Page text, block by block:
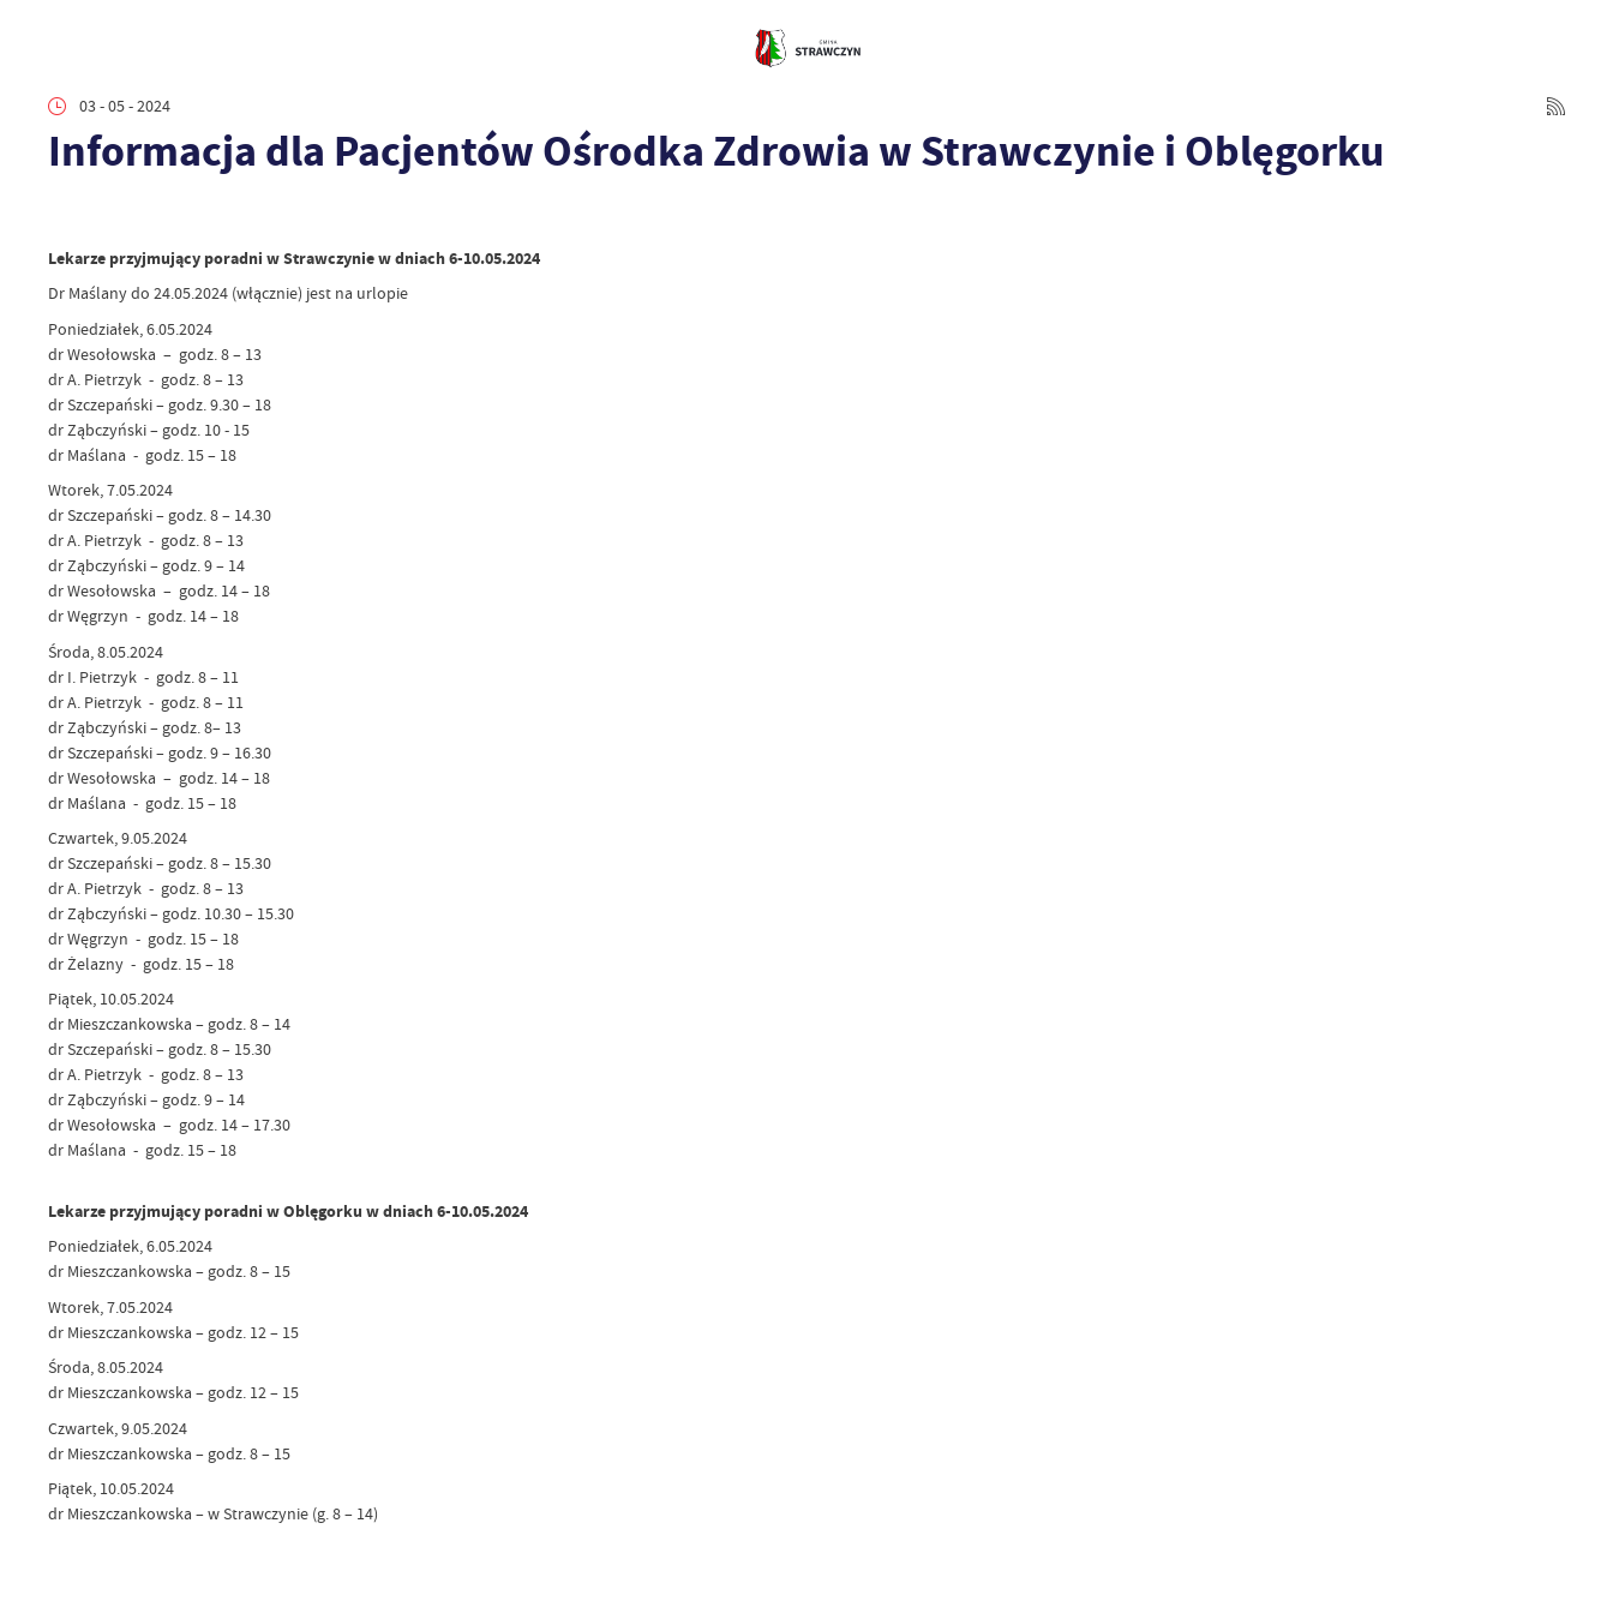
03 - 05 - 2024
Informacja dla Pacjentów Ośrodka Zdrowia w Strawczynie i Oblęgorku
Lekarze przyjmujący poradni w Strawczynie w dniach 6-10.05.2024
Dr Maślany do 24.05.2024 (włącznie) jest na urlopie
Poniedziałek, 6.05.2024
dr Wesołowska – godz. 8 – 13
dr A. Pietrzyk - godz. 8 – 13
dr Szczepański – godz. 9.30 – 18
dr Ząbczyński – godz. 10 - 15
dr Maślana - godz. 15 – 18
Wtorek, 7.05.2024
dr Szczepański – godz. 8 – 14.30
dr A. Pietrzyk - godz. 8 – 13
dr Ząbczyński – godz. 9 – 14
dr Wesołowska – godz. 14 – 18
dr Węgrzyn - godz. 14 – 18
Środa, 8.05.2024
dr I. Pietrzyk - godz. 8 – 11
dr A. Pietrzyk - godz. 8 – 11
dr Ząbczyński – godz. 8– 13
dr Szczepański – godz. 9 – 16.30
dr Wesołowska – godz. 14 – 18
dr Maślana - godz. 15 – 18
Czwartek, 9.05.2024
dr Szczepański – godz. 8 – 15.30
dr A. Pietrzyk - godz. 8 – 13
dr Ząbczyński – godz. 10.30 – 15.30
dr Węgrzyn - godz. 15 – 18
dr Żelazny - godz. 15 – 18
Piątek, 10.05.2024
dr Mieszczankowska – godz. 8 – 14
dr Szczepański – godz. 8 – 15.30
dr A. Pietrzyk - godz. 8 – 13
dr Ząbczyński – godz. 9 – 14
dr Wesołowska – godz. 14 – 17.30
dr Maślana - godz. 15 – 18
Lekarze przyjmujący poradni w Oblęgorku w dniach 6-10.05.2024
Poniedziałek, 6.05.2024
dr Mieszczankowska – godz. 8 – 15
Wtorek, 7.05.2024
dr Mieszczankowska – godz. 12 – 15
Środa, 8.05.2024
dr Mieszczankowska – godz. 12 – 15
Czwartek, 9.05.2024
dr Mieszczankowska – godz. 8 – 15
Piątek, 10.05.2024
dr Mieszczankowska – w Strawczynie (g. 8 – 14)